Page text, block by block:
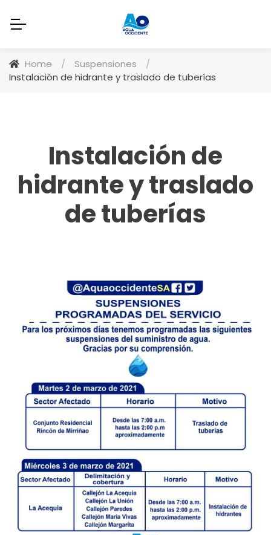
Home / Suspensiones
/
Instalación de hidrante y traslado de tuberías
Instalación de
hidrante y traslado
de tuberías